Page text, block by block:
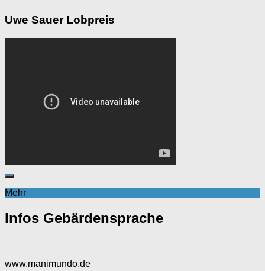
Uwe Sauer Lobpreis
Mehr
Infos Gebärdensprache
www.manimundo.de